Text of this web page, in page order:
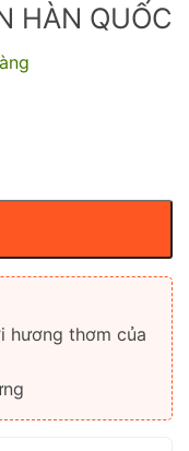
HÀN QUỐC
hương thơm của